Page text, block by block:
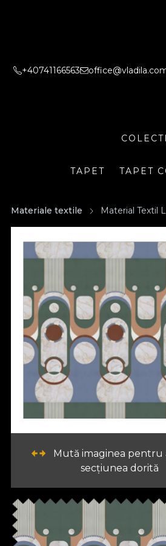
+40741166563
TAPET TAPET
Materiale textile Material Textil
Mută imaginea pentru
secțiunea dorită